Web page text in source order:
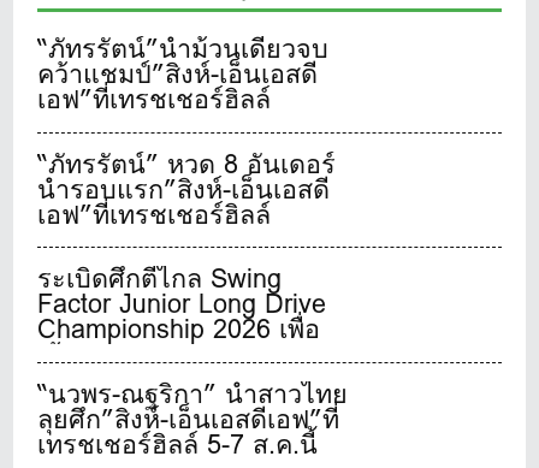
“ภัทรรัตน์”นำม้วนเดียวจบ
คว้าแชมป์”สิงห์-เอ็นเอสดี
เอฟ”ที่เทรชเชอร์ฮิลล์
“ภัทรรัตน์” หวด 8 อันเดอร์
นำรอบแรก”สิงห์-เอ็นเอสดี
เอฟ”ที่เทรชเชอร์ฮิลล์
ระเบิดศึกตีไกล Swing
Factor Junior Long Drive
Championship 2026 เพื่อ
เฟ้นหาสุดยอดเยาวชนจอม
พลังตีไกลชาวไทย
“นวพร-ณฐริกา” นำสาวไทย
ลุยศึก”สิงห์-เอ็นเอสดีเอฟ”ที่
เทรชเชอร์ฮิลล์ 5-7 ส.ค.นี้